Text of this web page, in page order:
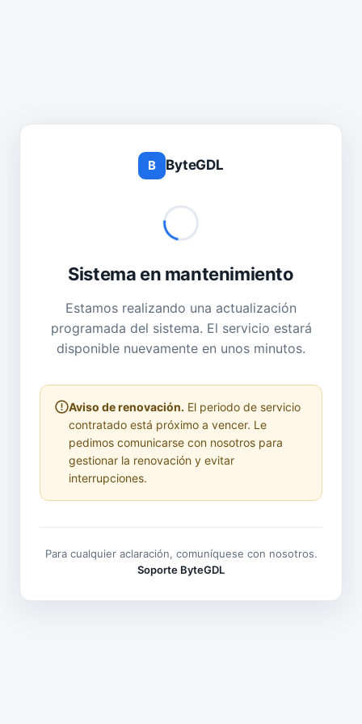
B ByteGDL
Sistema en mantenimiento
Estamos realizando una actualización
programada del sistema. El servicio estará
disponible nuevamente en unos minutos.
Aviso de renovación. El periodo de servicio
contratado está próximo a vencer. Le
pedimos comunicarse con nosotros para
gestionar la renovación y evitar
interrupciones.
Para cualquier aclaración, comuníquese con nosotros.
Soporte ByteGDL